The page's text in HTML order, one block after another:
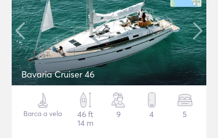
Bavaria Cruiser 46
Barca a vela
46 ft
14 m
9 4 5